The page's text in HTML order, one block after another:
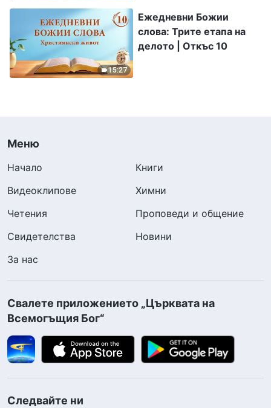
15:27
Ежедневни Божии
слова: Трите етапа на
делото | Откъс 10
Меню
Начало
Книги
Видеоклипове
Химни
Четения
Проповеди и общение
Свидетелства
Новини
За нас
Свалете приложението „Църквата на
Всемогъщия Бог“
Следвайте ни